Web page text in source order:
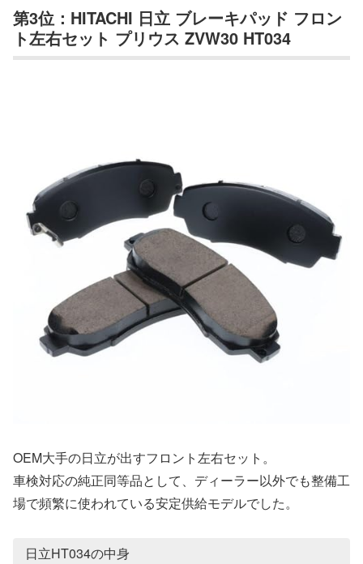
第3位：HITACHI 日立 ブレーキパッド フロン
ト左右セット プリウス ZVW30 HT034
OEM大手の日立が出すフロント左右セット。
車検対応の純正同等品として、ディーラー以外でも整備工
場で頻繁に使われている安定供給モデルでした。
日立HT034の中身